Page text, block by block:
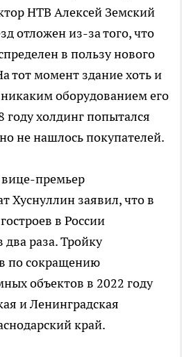
НТВ Алексей Земский
отложен из-за того, что
в пользу нового
тот момент здание хоть и
оборудованием его
году холдинг попытался
не нашлось покупателей.
вице-премьер
Хуснуллин заявил, что в
в России
два раза. Тройку
по сокращению
объектов в 2022 году
и Ленинградская
край.